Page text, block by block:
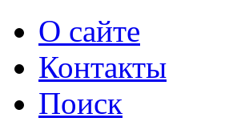
О сайте
Контакты
Поиск